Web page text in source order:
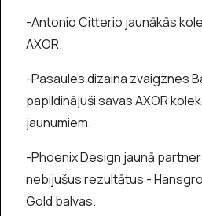
-Antonio Citterio jaunākās
AXOR.
-Pasaules dizaina zvaigznes
papildinājuši savas AXOR
jaunumiem.
-Phoenix Design jaunā
nebijušus rezultātus -
Gold balvas.